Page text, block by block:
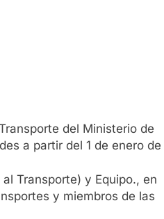
del Ministerio de
a partir del 1 de enero
Transporte) y Equipo., en
y miembros de las